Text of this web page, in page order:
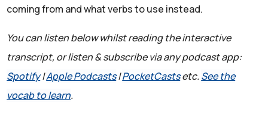
coming from and what verbs to use instead.
You can listen below whilst reading the interactive
transcript, or listen & subscribe via any podcast app:
Spotify|Apple Podcasts|PocketCastsetc.See the
vocab to learn.